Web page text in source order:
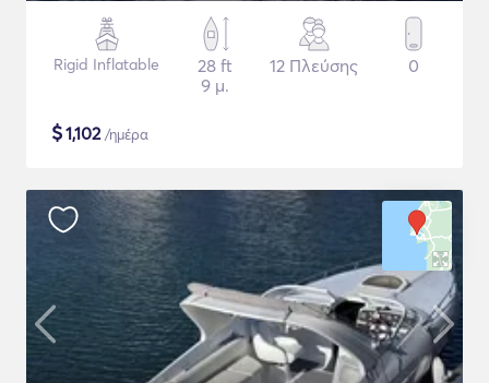
Rigid Inflatable
28 ft
9 μ.
12 Πλεύσης 0
$1,102/ημέρα